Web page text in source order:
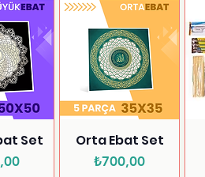
Set Orta Ebat Set
Fiyat
₺700,00